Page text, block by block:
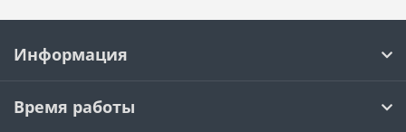
Информация
Время работы